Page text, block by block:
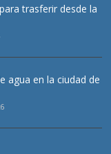
trasferir desde la
agua en la ciudad de